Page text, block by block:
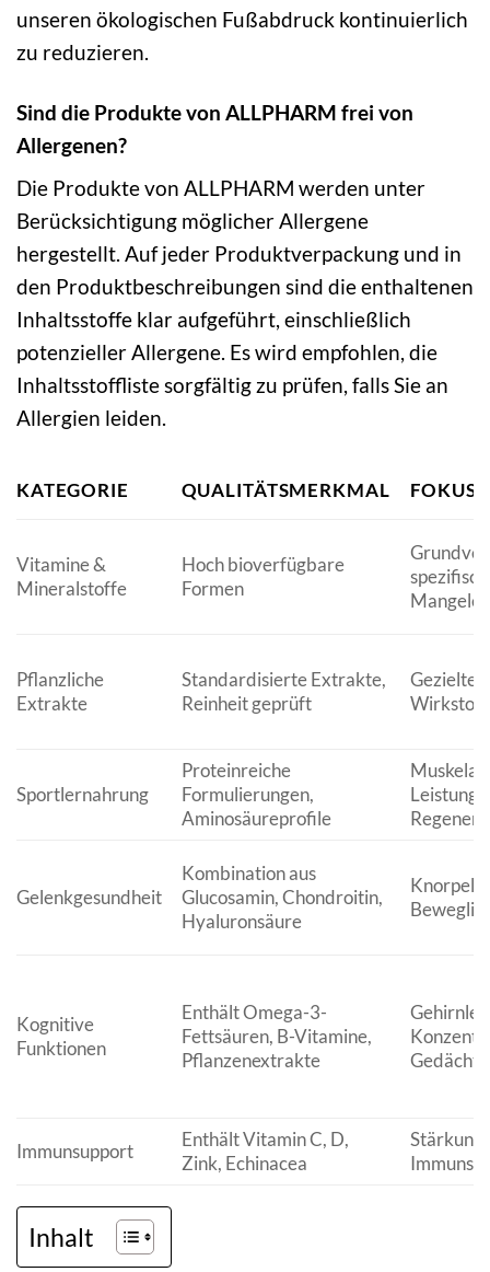
unseren ökologischen Fußabdruck kontinuierlich
zu reduzieren.
Sind die Produkte von ALLPHARM frei von
Allergenen?
Die Produkte von ALLPHARM werden unter
Berücksichtigung möglicher Allergene
hergestellt. Auf jeder Produktverpackung und in
den Produktbeschreibungen sind die enthaltenen
Inhaltsstoffe klar aufgeführt, einschließlich
potenzieller Allergene. Es wird empfohlen, die
Inhaltsstoffliste sorgfältig zu prüfen, falls Sie an
Allergien leiden.
KATEGORIE QUALITÄTSMERKMAL FOKUS
Vitamine &
Mineralstoffe
Hoch bioverfügbare
Formen
Pflanzliche
Extrakte
Standardisierte Extrakte,
Reinheit geprüft
Gezielte
Sportlernahrung
Proteinreiche
Formulierungen,
Aminosäureprofile
Gelenkgesundheit
Kombination aus
Glucosamin, Chondroitin,
Hyaluronsäure
Kognitive
Funktionen
Enthält Omega-3-
Fettsäuren, B-Vitamine,
Pflanzenextrakte
Immunsupport
Enthält Vitamin C, D,
Zink, Echinacea
Stärkung
Inhalt